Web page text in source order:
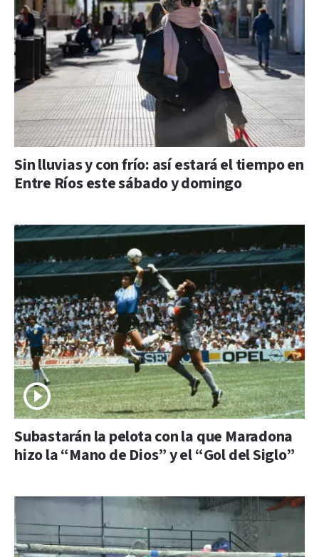
Sin lluvias y con frío: así estará el tiempo en
Entre Ríos este sábado y domingo
Subastarán la pelota con la que Maradona
hizo la “Mano de Dios” y el “Gol del Siglo”